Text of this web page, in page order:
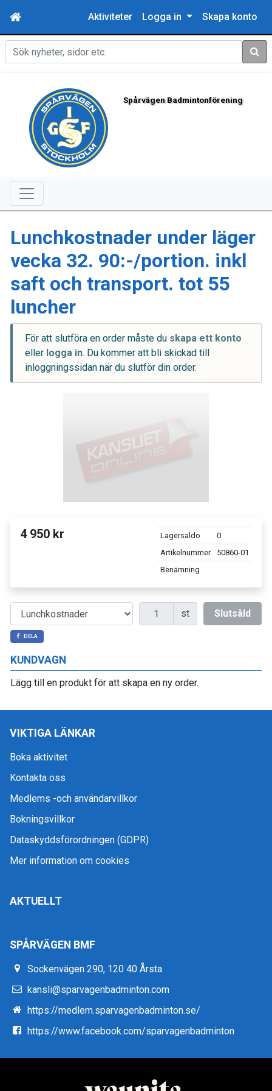
Aktiviteter Logga in Skapa konto
Sök
Spårvägen Badmintonförening
KUNDVAGN
Lägg till en produkt för att skapa en ny order.
Lunchkostnader under läger
vecka 32. 90:-/portion. inkl
saft och transport. tot 55
luncher
För att slutföra en order måste du skapa ett konto
eller logga in. Du kommer att bli skickad till
inloggningssidan när du slutför din order.
4 950 kr Lagersaldo
0
Artikelnummer
50860-01
Benämning
Antal st Slutsåld
DELA
VIKTIGA LÄNKAR
Boka aktivitet
Kontakta oss
Medlems -och användarvillkor
Bokningsvillkor
Dataskyddsförordningen (GDPR)
Mer information om cookies
AKTUELLT
SPÅRVÄGEN BMF
Sockenvägen 290, 120 40 Årsta
kansli@sparvagenbadminton.com
https://medlem.sparvagenbadminton.se/
https://www.facebook.com/sparvagenbadminton